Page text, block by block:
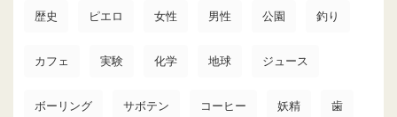
歴史 ピエロ 女性 男性 公園 釣り
カフェ 実験 化学 地球 ジュース
ボーリング サボテン コーヒー 妖精 歯